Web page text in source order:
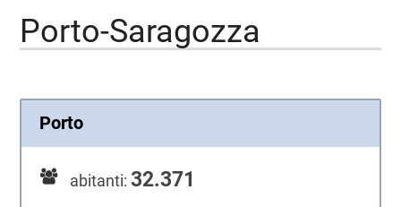
Porto-Saragozza
Porto
abitanti:32.371